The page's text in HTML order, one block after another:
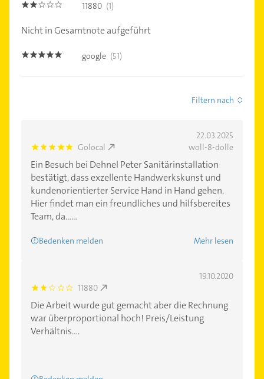
2.0 11880 (1)
Nicht in Gesamtnote aufgeführt
4.9 google (51)
Filtern nach
22.03.2025
5.0 Golocal woll-8-dolle
Ein Besuch bei Dehnel Peter Sanitärinstallation
bestätigt, dass exzellente Handwerkskunst und
kundenorientierter Service Hand in Hand gehen.
Hier findet man ein freundliches und hilfsbereites
Team, da......
Bedenken melden Mehr lesen
19.10.2020
2.0 11880
Die Arbeit wurde gut gemacht aber die Rechnung
war überproportional hoch! Preis/Leistung
Verhältnis....